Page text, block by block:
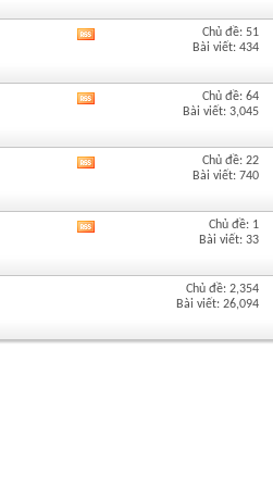
diễn
diễn
Chủ đề: 51
Bài viết: 434
diễn
Chủ đề: 64
Bài viết: 3,045
diễn
Chủ đề: 22
Bài viết: 740
diễn
Chủ đề: 1
Bài viết: 33
Chủ đề: 2,354
Bài viết: 26,094